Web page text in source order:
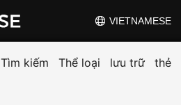
VIETNAMESE
Tìm kiếm Thể loại lưu trữ thẻ